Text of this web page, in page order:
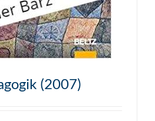
(2007)